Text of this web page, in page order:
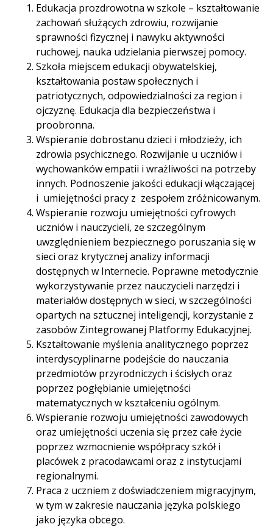
Edukacja prozdrowotna w szkole – kształtowanie
zachowań służących zdrowiu, rozwijanie
sprawności fizycznej i nawyku aktywności
ruchowej, nauka udzielania pierwszej pomocy.
Szkoła miejscem edukacji obywatelskiej,
kształtowania postaw społecznych i
patriotycznych, odpowiedzialności za region i
ojczyznę. Edukacja dla bezpieczeństwa i
proobronna.
Wspieranie dobrostanu dzieci i młodzieży, ich
zdrowia psychicznego. Rozwijanie u uczniów i
wychowanków empatii i wrażliwości na potrzeby
innych. Podnoszenie jakości edukacji włączającej
i umiejętności pracy z zespołem zróżnicowanym.
Wspieranie rozwoju umiejętności cyfrowych
uczniów i nauczycieli, ze szczególnym
uwzględnieniem bezpiecznego poruszania się w
sieci oraz krytycznej analizy informacji
dostępnych w Internecie. Poprawne metodycznie
wykorzystywanie przez nauczycieli narzędzi i
materiałów dostępnych w sieci, w szczególności
opartych na sztucznej inteligencji, korzystanie z
zasobów Zintegrowanej Platformy Edukacyjnej.
Kształtowanie myślenia analitycznego poprzez
interdyscyplinarne podejście do nauczania
przedmiotów przyrodniczych i ścisłych oraz
poprzez pogłębianie umiejętności
matematycznych w kształceniu ogólnym.
Wspieranie rozwoju umiejętności zawodowych
oraz umiejętności uczenia się przez całe życie
poprzez wzmocnienie współpracy szkół i
placówek z pracodawcami oraz z instytucjami
regionalnymi.
Praca z uczniem z doświadczeniem migracyjnym,
w tym w zakresie nauczania języka polskiego
jako języka obcego.